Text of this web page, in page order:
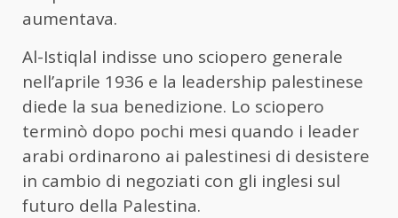
aumentava.
Al-Istiqlal indisse uno sciopero generale
nell’aprile 1936 e la leadership palestinese
diede la sua benedizione. Lo sciopero
terminò dopo pochi mesi quando i leader
arabi ordinarono ai palestinesi di desistere
in cambio di negoziati con gli inglesi sul
futuro della Palestina.